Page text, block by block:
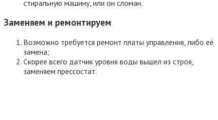
стиральную машину, или он сломан.
Заменяем и ремонтируем
Возможно требуется ремонт платы управления, либо её
замена;
Скорее всего датчик уровня воды вышел из строя,
заменяем прессостат.